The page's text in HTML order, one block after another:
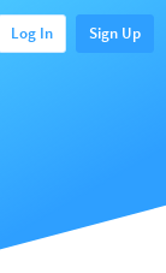
Log In Sign Up